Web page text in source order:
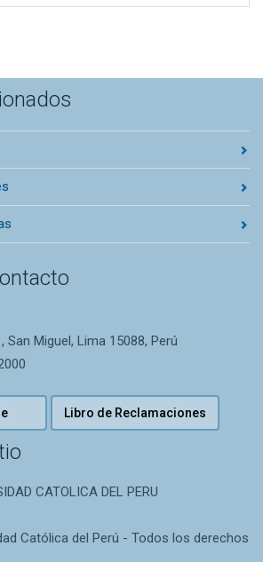
San Miguel, Lima 15088, Perú
Libro de Reclamaciones
CATOLICA DEL PERU
Católica del Perú - Todos los derechos